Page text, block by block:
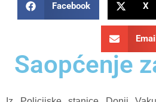
Facebook X
Email
Saopćenje